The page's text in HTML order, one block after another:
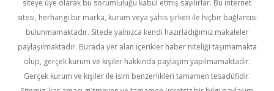
siteye üye olarak bu sorumluluğu kabul etmiş sayılırlar. Bu internet
sitesi, herhangi bir marka, kurum veya şahıs şirketi ile hiçbir bağlantısı
bulunmamaktadır. Sitede yalnızca kendi hazırladığımız makaleler
paylaşılmaktadır. Burada yer alan içerikler haber niteliği taşımamakta
olup, gerçek kurum ve kişiler hakkında paylaşım yapılmamaktadır.
Gerçek kurum ve kişiler ile isim benzerlikleri tamamen tesadüfidir.